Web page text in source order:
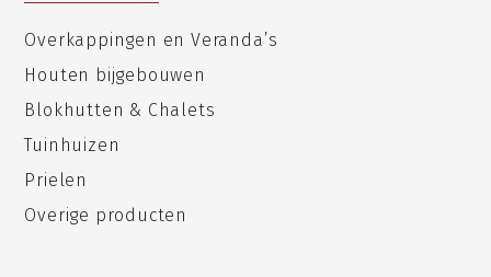
Overkappingen en Veranda’s
Houten bijgebouwen
Blokhutten & Chalets
Tuinhuizen
Prielen
Overige producten